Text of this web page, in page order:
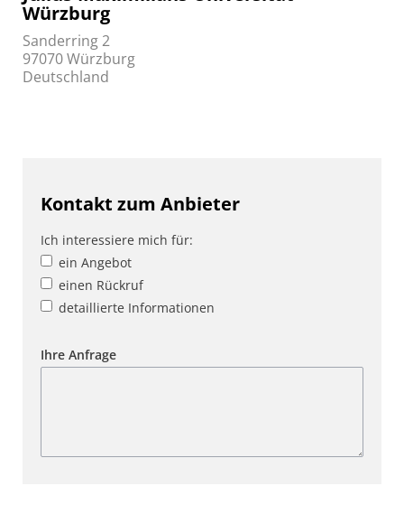
Würzburg
Sanderring 2
97070 Würzburg
Deutschland
Kontakt zum Anbieter
Ich interessiere mich für:
ein Angebot
einen Rückruf
detaillierte Informationen
Ihre Anfrage